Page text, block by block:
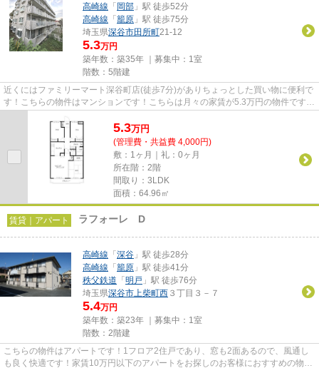
高崎線 「 岡部 」駅 徒歩52分
高崎線 「 籠原 」駅 徒歩75分
埼玉県深谷市田所町21-12
5.3万円
築年数：築35年 ｜募集中： 1室
階数：5階建
近くにはファミリーマート深谷町店(徒歩7分)がありちょっとした買い物に便利で
す！こちらの物件はマンションです！こちらは月々の家賃が5.3万円の物件です！
5.3万円
(管理費・共益費 4,000円)
敷：1ヶ月｜礼：0ヶ月
所在階：2階
間取り：3LDK
面積：64.96㎡
賃貸｜アパート ラフォーレ D
高崎線 「 深谷 」駅 徒歩28分
高崎線 「 籠原 」駅 徒歩41分
秩父鉄道 「 明戸 」駅 徒歩76分
埼玉県深谷市上柴町西 ３丁目３－７
5.4万円
築年数：築23年 ｜募集中： 1室
階数：2階建
こちらの物件はアパートです！1フロア2住戸であり、窓も2面あるので、風通し
も良く快適です！家賃10万円以下のアパートをお探しのお客様におすすめの物件